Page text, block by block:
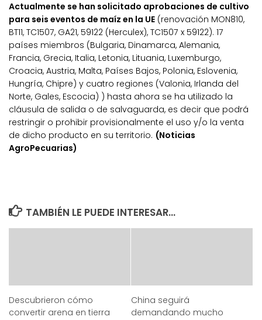
Actualmente se han solicitado aprobaciones de cultivo
para seis eventos de maíz en la UE (renovación MON810,
BT11, TC1507, GA21, 59122 (Herculex), TC1507 x 59122). 17
países miembros (Bulgaria, Dinamarca, Alemania,
Francia, Grecia, Italia, Letonia, Lituania, Luxemburgo,
Croacia, Austria, Malta, Países Bajos, Polonia, Eslovenia,
Hungría, Chipre) y cuatro regiones (Valonia, Irlanda del
Norte, Gales, Escocia) ) hasta ahora se ha utilizado la
cláusula de salida o de salvaguarda, es decir que podrá
restringir o prohibir provisionalmente el uso y/o la venta
de dicho producto en su territorio. (Noticias
AgroPecuarias)
TAMBIÉN LE PUEDE INTERESAR...
Descubrieron cómo
convertir arena en tierra
China seguirá
demandando mucho